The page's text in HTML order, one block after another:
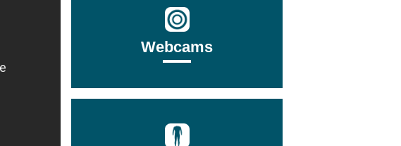
Webcams